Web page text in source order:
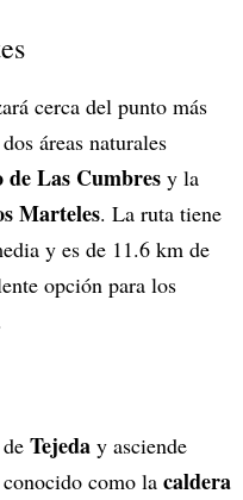
cerca del punto más
áreas naturales
de Las Cumbres y la
Marteles. La ruta tiene
y es de 11.6 km de
opción para los
Tejeda y asciende
como la caldera